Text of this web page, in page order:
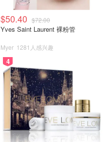
果绿最好看，经常出差或者
水牙线。
$50.40 $72.00
Yves Saint Laurent 裸粉管
Myer 1281人感兴趣
4